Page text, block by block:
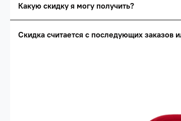
Какую скидку я могу получить?
Скидка считается с последующих заказов